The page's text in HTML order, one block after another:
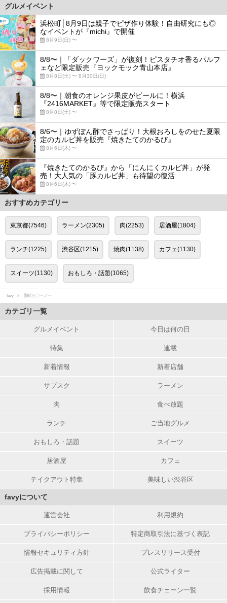
グルメイベント
浜松町│8月9日は親子でピザ作り体験！自由研究にも◎
なイベントが『michi』で開催
8月9日(日) 〜
8/8〜｜「ダックワーズ」が復刻！ピスタチオ香るパルフ
ェなど限定販売『ヨックモック青山本店』
8月8日(土) 〜 8月30日(日)
8/8〜｜朝食のオレンジ果皮がビールに！横浜
『2416MARKET』等で限定販売スタート
8月8日(土) 〜
8/6〜｜ゆずぽん酢でさっぱり！大根おろしをのせた夏限
定のカルビ丼を販売『焼きたてのかるび』
8月6日(木) 〜
『焼きたてのかるび』から「にんにくカルビ丼」が発
売！大人気の「豚カルビ丼」も待望の復活
8月6日(木) 〜
おすすめカテゴリー
東京都(7546) ラーメン(2305) 肉(2253) 居酒屋(1804)
ランチ(1225) 渋谷区(1215) 焼肉(1138) カフェ(1130)
スイーツ(1130) おもしろ・話題(1065)
favy 霞町三〇一ノ一
カテゴリ一覧
グルメイベント 今日は何の日
特集 連載
新着情報 新着店舗
サブスク ラーメン
肉 食べ放題
ランチ ご当地グルメ
おもしろ・話題 スイーツ
居酒屋 カフェ
テイクアウト特集 美味しい渋谷区
favyについて
運営会社 利用規約
プライバシーポリシー 特定商取引法に基づく表記
情報セキュリティ方針 プレスリリース受付
広告掲載に関して 公式ライター
採用情報 飲食チェーン一覧